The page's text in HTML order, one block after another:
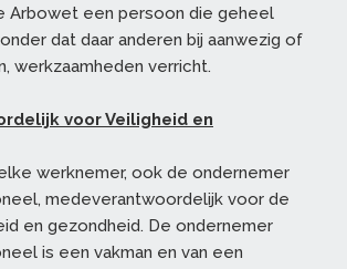
Arbowet een persoon die geheel
dat daar anderen bij aanwezig of
werkzaamheden verricht.
voor Veiligheid en
werknemer, ook de ondernemer
medeverantwoordelijk voor de
en gezondheid. De ondernemer
is een vakman en van een